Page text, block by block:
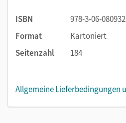
ISBN
978-3-06-
Format
Kartoniert
Seitenzahl
184
Allgemeine Lieferbedingungen